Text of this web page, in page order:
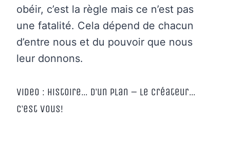
obéir, c’est la règle mais ce n’est pas
une fatalité. Cela dépend de chacun
d’entre nous et du pouvoir que nous
leur donnons.
video : histoire… d’un plan – Le Créateur…
C’est Vous!